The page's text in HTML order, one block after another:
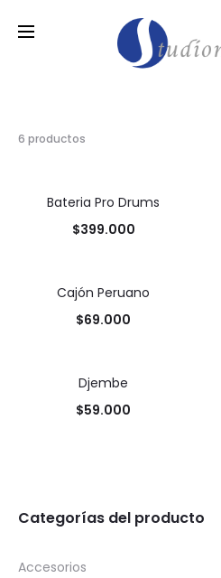
6 productos
Bateria Pro Drums
$399.000
Cajón Peruano
$69.000
Djembe
$59.000
Categorías del producto
Accesorios